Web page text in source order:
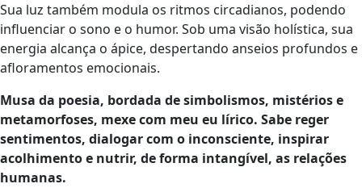
Sua luz também modula os ritmos circadianos, podendo
influenciar o sono e o humor. Sob uma visão holística, sua
energia alcança o ápice, despertando anseios profundos e
afloramentos emocionais.
Musa da poesia, bordada de simbolismos, mistérios e
metamorfoses, mexe com meu eu lírico. Sabe reger
sentimentos, dialogar com o inconsciente, inspirar
acolhimento e nutrir, de forma intangível, as relações
humanas.